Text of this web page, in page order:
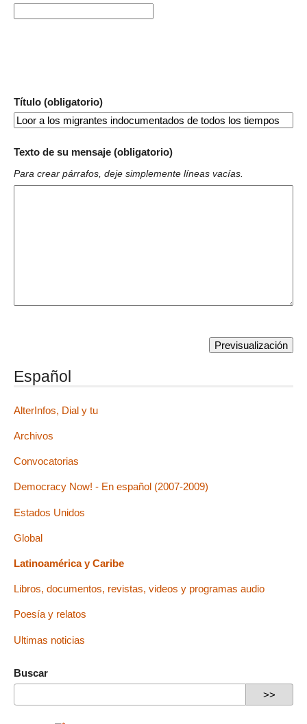
Título (obligatorio)
Texto de su mensaje (obligatorio)
Para crear párrafos, deje simplemente líneas vacías.
Español
AlterInfos, Dial y tu
Archivos
Convocatorias
Democracy Now! - En español (2007-2009)
Estados Unidos
Global
Latinoamérica y Caribe
Libros, documentos, revistas, videos y programas audio
Poesía y relatos
Ultimas noticias
Buscar